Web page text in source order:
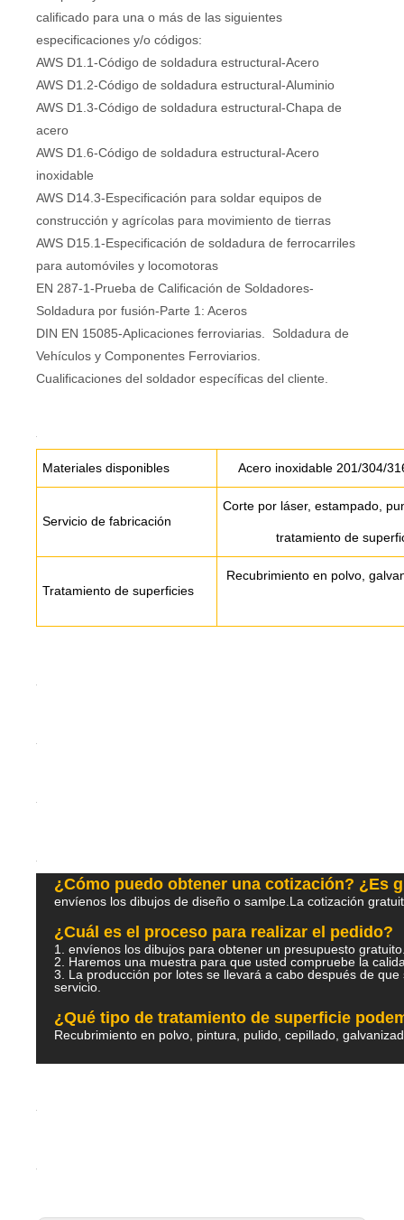
calificado para una o más de las siguientes
especificaciones y/o códigos:
AWS D1.1-Código de soldadura estructural-Acero
AWS D1.2-Código de soldadura estructural-Aluminio
AWS D1.3-Código de soldadura estructural-Chapa de
acero
AWS D1.6-Código de soldadura estructural-Acero
inoxidable
AWS D14.3-Especificación para soldar equipos de
construcción y agrícolas para movimiento de tierras
AWS D15.1-Especificación de soldadura de ferrocarriles
para automóviles y locomotoras
EN 287-1-Prueba de Calificación de Soldadores-
Soldadura por fusión-Parte 1: Aceros
DIN EN 15085-Aplicaciones ferroviarias. Soldadura de
Vehículos y Componentes Ferroviarios.
Cualificaciones del soldador específicas del cliente.
Materiales disponibles Acero inoxidable 201/304/
Servicio de fabricación
Corte por láser, estampado,
tratamiento de
Tratamiento de superficies
Recubrimiento en polvo,
¿Cómo puedo obtener una cotización? ¿Es
envíenos los dibujos de diseño o samlpe.La cotización
¿Cuál es el proceso para realizar el pedido?
1. envíenos los dibujos para obtener un presupuesto
2. Haremos una muestra para que usted compruebe la
3. La producción por lotes se llevará a cabo después de
servicio.
¿Qué tipo de tratamiento de superficie
Recubrimiento en polvo, pintura, pulido, cepillado,